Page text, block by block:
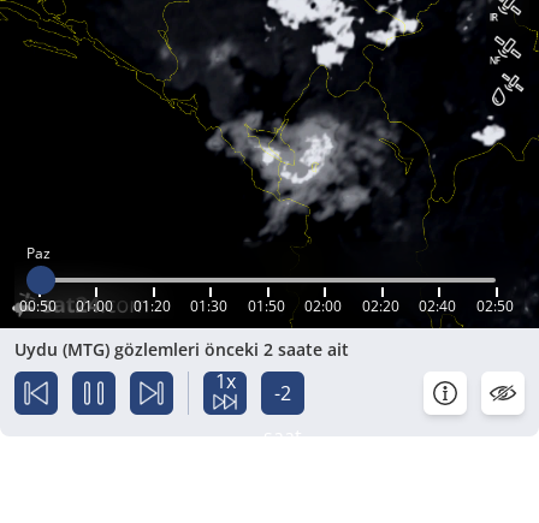
Paz
00:50 01:00 01:20 01:30 01:50 02:00 02:20 02:40 02:50
Uydu (MTG) gözlemleri önceki 2 saate ait
1x
-2